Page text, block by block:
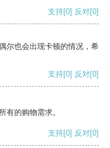
支持[0] 反对[0]
尔也会出现卡顿的情况，希
支持[0] 反对[0]
有的购物需求。
支持[0] 反对[0]